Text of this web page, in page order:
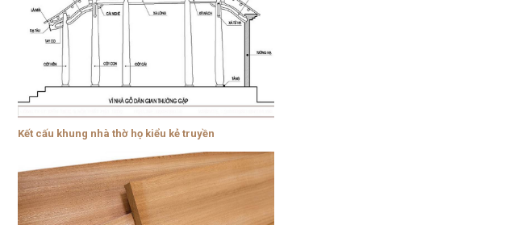
Kết cấu khung nhà thờ họ kiểu kẻ truyền